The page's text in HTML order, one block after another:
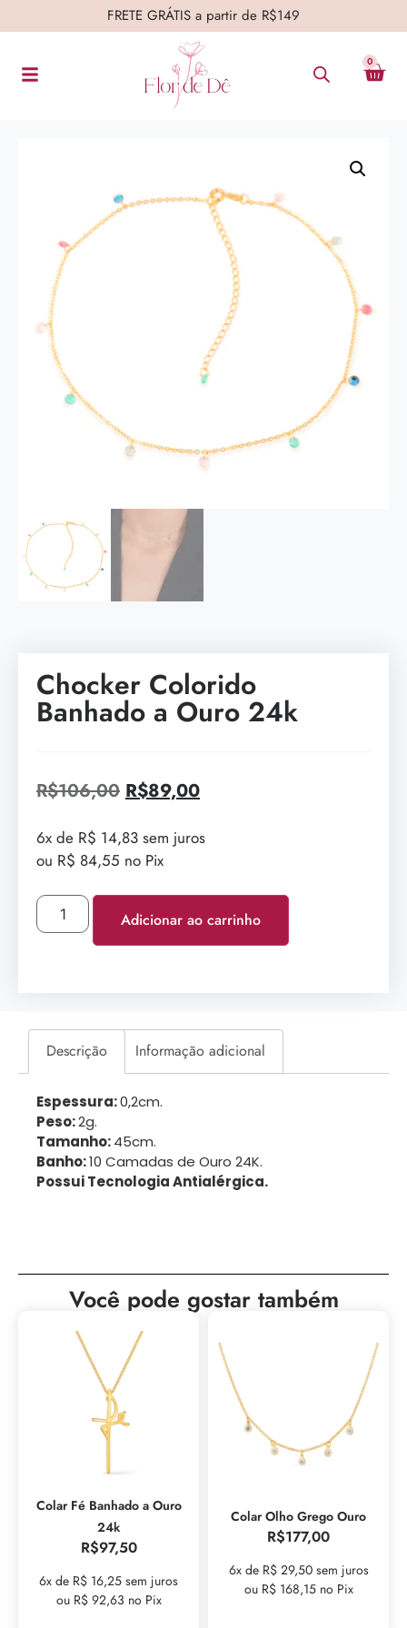
FRETE GRÁTIS a partir de R$149
0
Chocker Colorido
Banhado a Ouro 24k
R$106,00 R$89,00
6x de R$ 14,83 sem juros
ou R$ 84,55 no Pix
Adicionar ao carrinho
Descrição Informação adicional
Espessura:0,2cm.
Peso:2g.
Tamanho:45cm.
Banho:10 Camadas de Ouro 24K.
Possui Tecnologia Antialérgica.
Você pode gostar também
Colar Fé Banhado a Ouro
24k
R$97,50
6x de R$ 16,25 sem juros
ou R$ 92,63 no Pix
Colar Olho Grego Ouro
R$177,00
6x de R$ 29,50 sem juros
ou R$ 168,15 no Pix